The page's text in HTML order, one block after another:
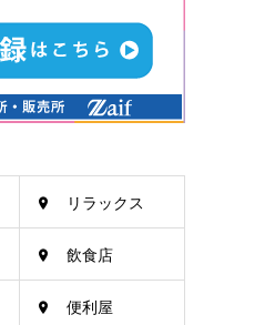
リラックス
飲食店
便利屋